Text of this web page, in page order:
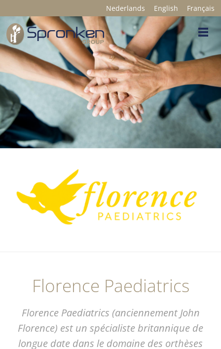
Nederlands English Français
Florence Paediatrics
Florence Paediatrics (anciennement John
Florence) est un spécialiste britannique de
longue date dans le domaine des orthèses